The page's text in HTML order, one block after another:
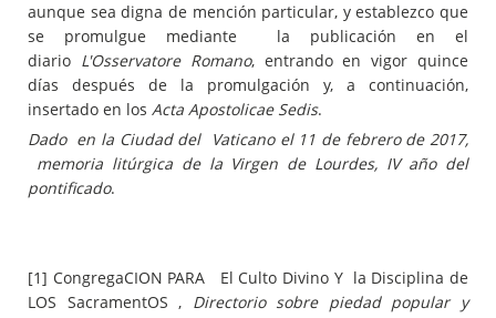
aunque sea digna de mención particular, y establezco que
se promulgue mediante la publicación en el
diario L'Osservatore Romano, entrando en vigor quince
días después de la promulgación y, a continuación,
insertado en los Acta Apostolicae Sedis.
Dado en la Ciudad del Vaticano el 11 de febrero de 2017,
memoria litúrgica de la Virgen de Lourdes, IV año del
pontificado.
[1] CongregaCION PARA El Culto Divino Y la Disciplina de
LOS SacramentOS , Directorio sobre piedad popular y